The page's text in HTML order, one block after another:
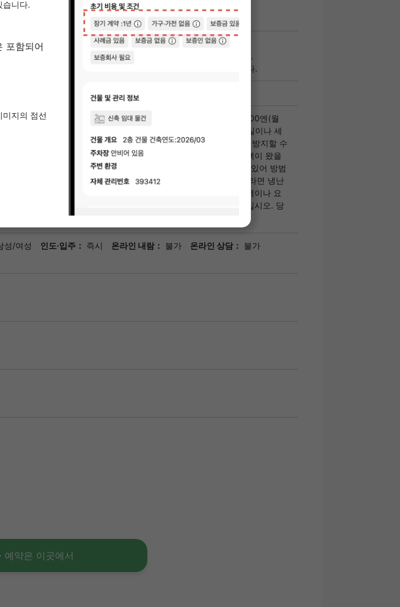
실내 청소 비
55,000엔
초기 비용의
¥453,200
※）계약일이 월초 1일의 경우의 어림세입니다.
※）보증회사 관련 비용은 포함되지 않았습니다.
2년 0개월
비고
리브 클럽 2,200엔(월액) SBI 소액단기보험 800엔(월
액) ‘앙프룰 페르 TAKEDA’의 가장 큰 장점. 욕실이나 세
탁물에서 습기를 신속하게 제거하여 곰팡이를 방지할 수
있는 욕실 건조기가 설치되어 있습니다. 방문객이 왔을
때 TV 인터폰으로 방문자의 얼굴을 확인할 수 있어 방범
에 도움이 됩니다. 에어컨이 설치된 이 매물이라면 냉난
방 관리가 안심입니다. 사이타마시 주오구 지역이나 요
노 인근에서의 주거지 선택은 당사에 맡겨 주십시오. 당
성/여성 인도·입주： 즉시 온라인 내람： 불가 온라인 상담： 불가
예약은 이곳에서